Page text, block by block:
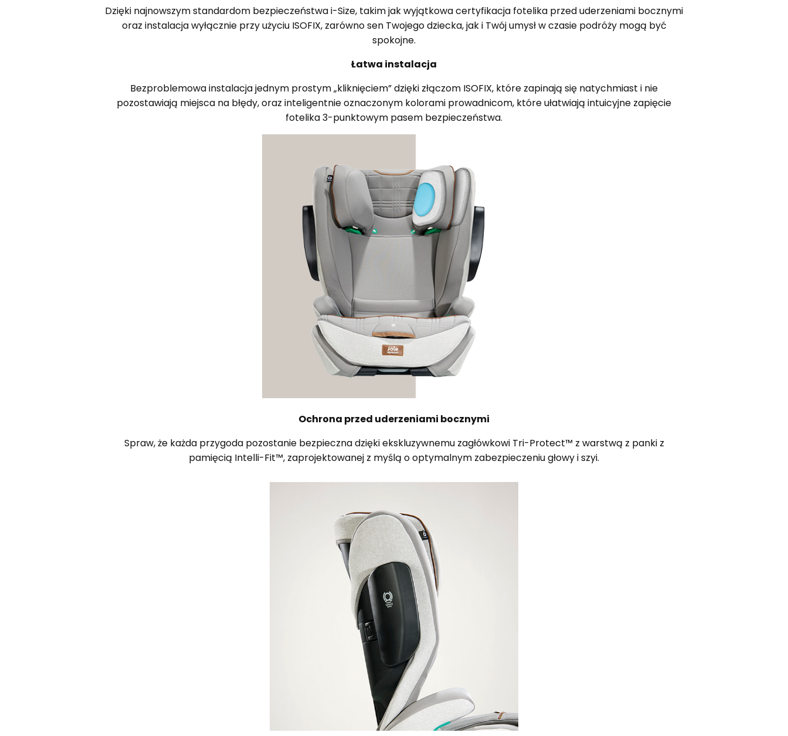
Dzięki najnowszym standardom bezpieczeństwa i-Size, takim jak wyjątkowa certyfikacja fotelika przed uderzeniami bocznymi
oraz instalacja wyłącznie przy użyciu ISOFIX, zarówno sen Twojego dziecka, jak i Twój umysł w czasie podróży mogą być
spokojne.
Łatwa instalacja
Bezproblemowa instalacja jednym prostym „kliknięciem” dzięki złączom ISOFIX, które zapinają się natychmiast i nie
pozostawiają miejsca na błędy, oraz inteligentnie oznaczonym kolorami prowadnicom, które ułatwiają intuicyjne zapięcie
fotelika 3-punktowym pasem bezpieczeństwa.
Ochrona przed uderzeniami bocznymi
Spraw, że każda przygoda pozostanie bezpieczna dzięki ekskluzywnemu zagłówkowi Tri-Protect™ z warstwą z panki z
pamięcią Intelli-Fit™, zaprojektowanej z myślą o optymalnym zabezpieczeniu głowy i szyi.